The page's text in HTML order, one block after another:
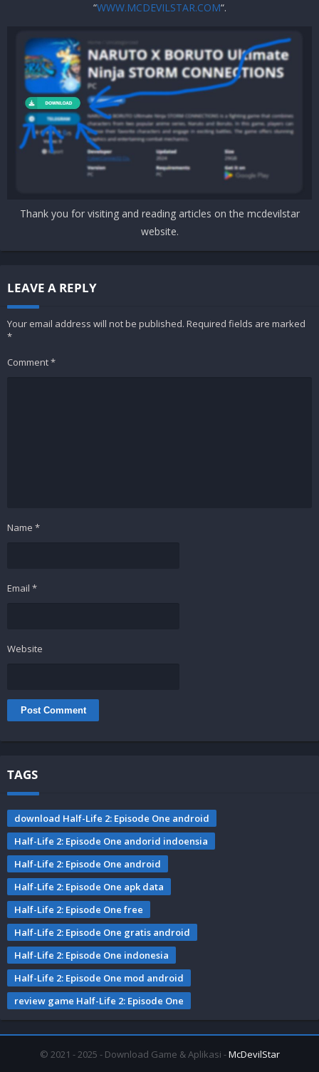
“WWW.MCDEVILSTAR.COM“.
Thank you for visiting and reading articles on the mcdevilstar
website.
LEAVE A REPLY
Your email address will not be published. Required fields are marked
*
Comment*
Name *
Email *
Website
TAGS
download Half-Life 2: Episode One android
Half-Life 2: Episode One andorid indoensia
Half-Life 2: Episode One android
Half-Life 2: Episode One apk data
Half-Life 2: Episode One free
Half-Life 2: Episode One gratis android
Half-Life 2: Episode One indonesia
Half-Life 2: Episode One mod android
review game Half-Life 2: Episode One
© 2021 - 2025 - Download Game & Aplikasi -McDevilStar